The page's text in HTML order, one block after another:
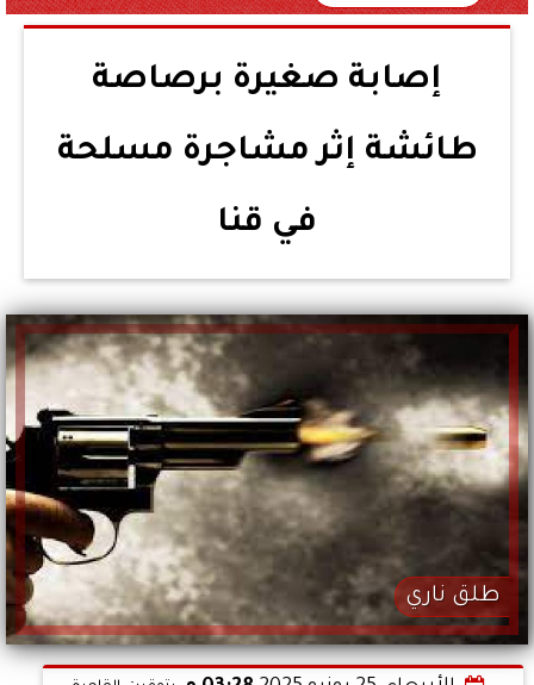
إصابة صغيرة برصاصة
طائشة إثر مشاجرة مسلحة
في قنا
طلق ناري